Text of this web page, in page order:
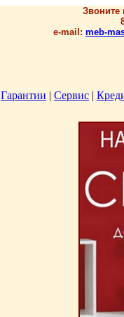
Звоните
e-mail: meb-
Гарантии | Сервис |